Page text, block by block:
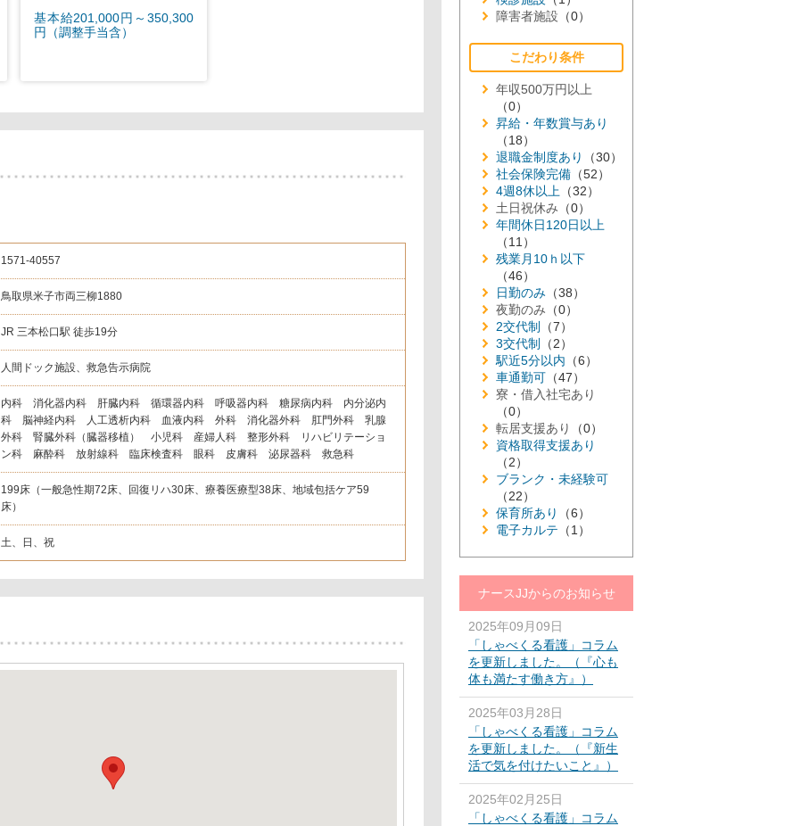
障害者施設 （0）
こだわり条件
年収500万円以上
（0）
昇給・年数賞与あり
（18）
退職金制度あり
（30）
社会保険完備 （52）
4週8休以上 （32）
土日祝休み （0）
年間休日120日以上
（11）
残業月10ｈ以下
（46）
日勤のみ （38）
夜勤のみ （0）
2交代制
（7）
3交代制
（2）
駅近5分以内 （6）
車通勤可 （47）
寮・借入社宅あり
（0）
転居支援あり
（0）
資格取得支援あり
（2）
ブランク・未経験可
（22）
保育所あり
（6）
電子カルテ （1）
ナースJJからのお知らせ
2025年09月09日
「しゃべくる看護」コラム
を更新しました。（『心も
体も満たす働き方』）
2025年03月28日
「しゃべくる看護」コラム
を更新しました。（『新生
活で気を付けたいこと』）
2025年02月25日
「しゃべくる看護」コラム
基本給201,000円～350,300
円（調整手当含）
1571-40557
鳥取県米子市両三柳1880
JR 三本松口駅 徒歩19分
人間ドック施設、救急告示病院
内科 消化器内科 肝臓内科 循環器内科 呼吸器内科 糖尿病内科 内分泌内
科 脳神経内科 人工透析内科 血液内科 外科 消化器外科 肛門外科 乳腺
外科 腎臓外科（臓器移植） 小児科 産婦人科 整形外科 リハビリテーショ
ン科 麻酔科 放射線科 臨床検査科 眼科 皮膚科 泌尿器科 救急科
199床（一般急性期72床、回復リハ30床、療養医療型38床、地域包括ケア59
床）
土、日、祝